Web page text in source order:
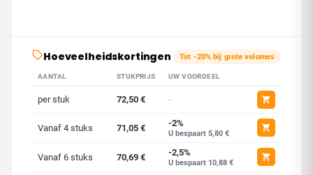
Hoeveelheidskortingen Tot -20% bij grote volumes
AANTAL STUKPRIJS UW VOORDEEL
per stuk 72,50 € -
Vanaf 4 stuks 71,05 € -2%
U bespaart 5,80 €
Vanaf 6 stuks 70,69 € -2,5%
U bespaart 10,88 €